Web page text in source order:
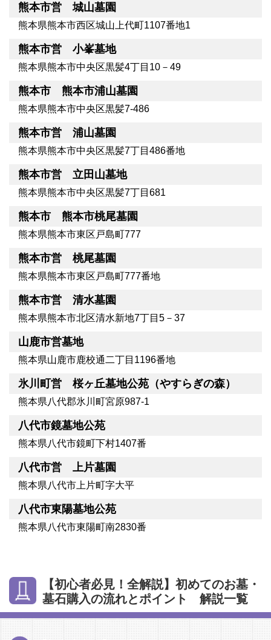
熊本市営 城山墓園
熊本県熊本市西区城山上代町1107番地1
熊本市営 小峯墓地
熊本県熊本市中央区黒髪4丁目10－49
熊本市 熊本市浦山墓園
熊本県熊本市中央区黒髪7-486
熊本市営 浦山墓園
熊本県熊本市中央区黒髪7丁目486番地
熊本市営 立田山墓地
熊本県熊本市中央区黒髪7丁目681
熊本市 熊本市桃尾墓園
熊本県熊本市東区戸島町777
熊本市営 桃尾墓園
熊本県熊本市東区戸島町777番地
熊本市営 清水墓園
熊本県熊本市北区清水新地7丁目5－37
山鹿市営墓地
熊本県山鹿市鹿校通二丁目1196番地
氷川町営 桜ヶ丘墓地公苑（やすらぎの森）
熊本県八代郡氷川町宮原987-1
八代市鏡墓地公苑
熊本県八代市鏡町下村1407番
八代市営 上片墓園
熊本県八代市上片町字大平
八代市東陽墓地公苑
熊本県八代市東陽町南2830番
【初心者必見！全解説】初めてのお墓・
墓石購入の流れとポイント 解説一覧